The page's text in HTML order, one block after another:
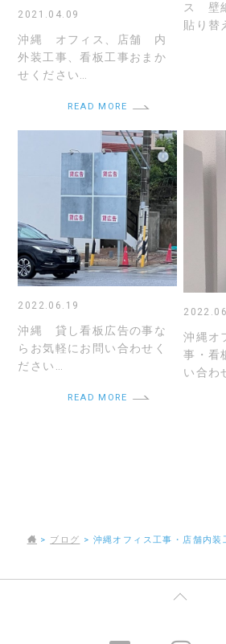
2021.04.09
沖縄 オフィス、店舗 内
外装工事、看板工事おまか
せください…
READ MORE
ス 壁
貼り
2022.06.19
沖縄 貸し看板広告の事な
らお気軽にお問い合わせく
ださい…
READ MORE
沖縄オ
事・看
い合わ
> ブログ > 沖縄オフィス工事・店舗内